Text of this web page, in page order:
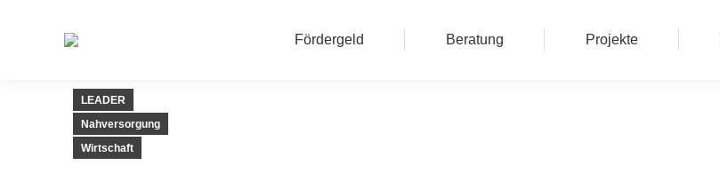
Fördergeld Beratung Projekte
LEADER
Nahversorgung
Wirtschaft